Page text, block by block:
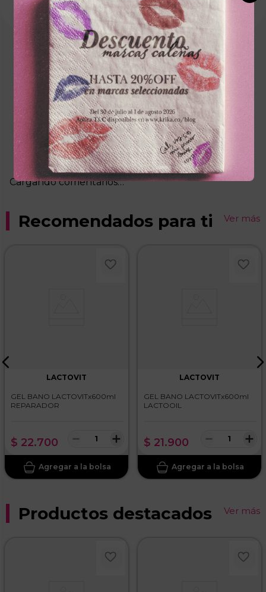
Cargando el resumen…
Escribe un comentario
Agregar comentario
★★
Escribe un comentario
ENVIAR COMENTARIO
Más reciente
Cargando comentarios…
Recomendados para ti Ver más
LACTOVIT
GEL BANO LACTOVITx600ml
REPARADOR
$ 22.700 ＋
－
LACTOVIT
GEL BANO LACTOVITx600ml
LACTOOIL
$ 21.900 ＋
－
Productos destacados Ver más